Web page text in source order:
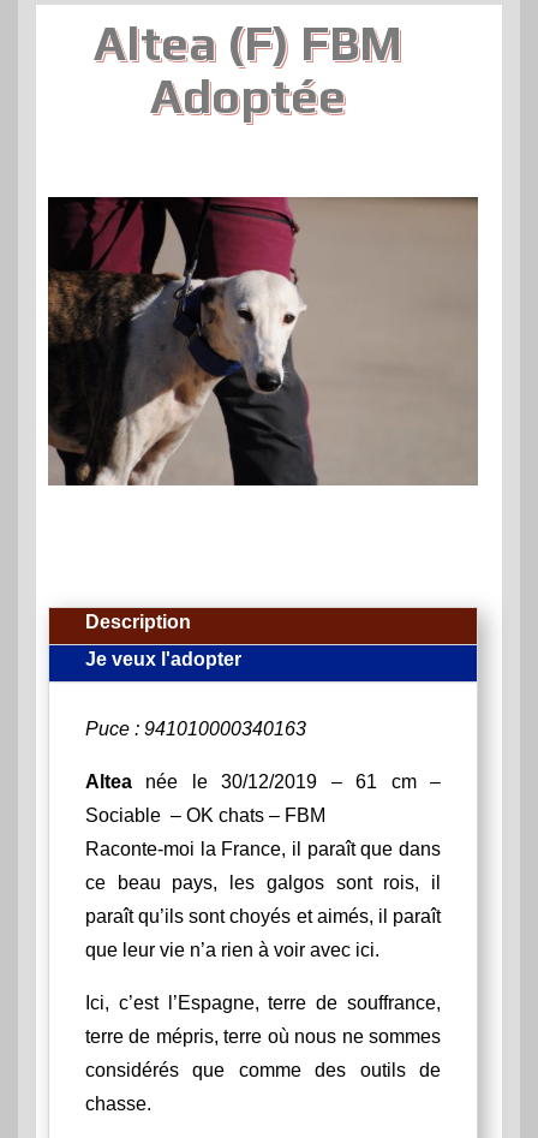
Altea (F) FBM
Adoptée
Description
Je veux l'adopter
Puce : 941010000340163
Altea née le 30/12/2019 – 61 cm –
Sociable – OK chats – FBM
Raconte-moi la France, il paraît que dans
ce beau pays, les galgos sont rois, il
paraît qu’ils sont choyés et aimés, il paraît
que leur vie n’a rien à voir avec ici.
Ici, c’est l’Espagne, terre de souffrance,
terre de mépris, terre où nous ne sommes
considérés que comme des outils de
chasse.